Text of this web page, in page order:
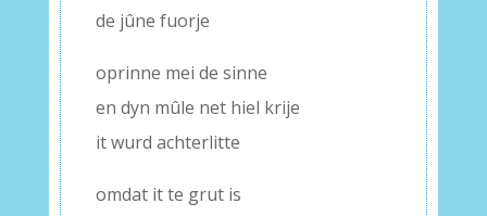
de jûne fuorje
oprinne mei de sinne
en dyn mûle net hiel krije
it wurd achterlitte
omdat it te grut is